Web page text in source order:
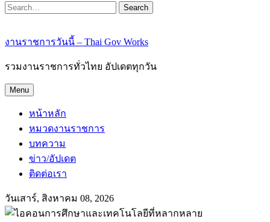
Search
งานราชการวันนี้ – Thai Gov Works
รวมงานราชการทั่วไทย อัปเดตทุกวัน
Menu
หน้าหลัก
หมวดงานราชการ
บทความ
ข่าว/อัปเดต
ติดต่อเรา
วันเสาร์, สิงหาคม 08, 2026